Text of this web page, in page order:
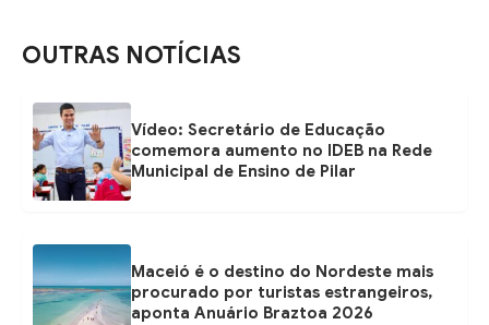
OUTRAS NOTÍCIAS
Vídeo: Secretário de Educação
comemora aumento no IDEB na Rede
Municipal de Ensino de Pilar
Maceió é o destino do Nordeste mais
procurado por turistas estrangeiros,
aponta Anuário Braztoa 2026